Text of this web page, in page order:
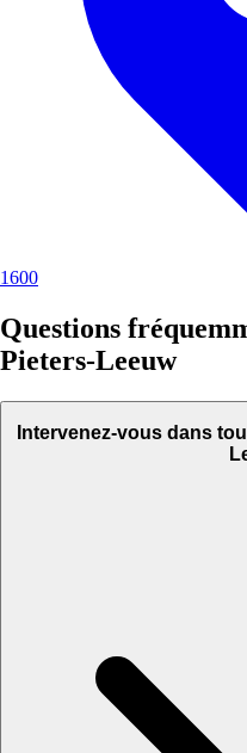
1600
Questions
Pieters-Leeuw
Intervenez-vous dans